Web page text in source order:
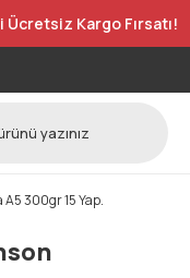
Ücretsiz Kargo Fırsatı!
300gr 15 Yap.